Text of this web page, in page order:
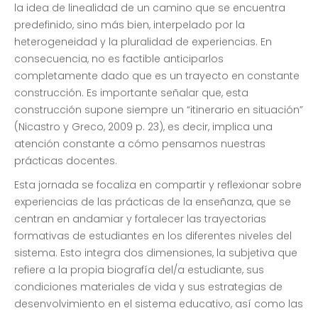
la idea de linealidad de un camino que se encuentra
predefinido, sino más bien, interpelado por la
heterogeneidad y la pluralidad de experiencias. En
consecuencia, no es factible anticiparlos
completamente dado que es un trayecto en constante
construcción. Es importante señalar que, esta
construcción supone siempre un “itinerario en situación”
(Nicastro y Greco, 2009 p. 23), es decir, implica una
atención constante a cómo pensamos nuestras
prácticas docentes.
Esta jornada se focaliza en compartir y reflexionar sobre
experiencias de las prácticas de la enseñanza, que se
centran en andamiar y fortalecer las trayectorias
formativas de estudiantes en los diferentes niveles del
sistema. Esto integra dos dimensiones, la subjetiva que
refiere a la propia biografía del/a estudiante, sus
condiciones materiales de vida y sus estrategias de
desenvolvimiento en el sistema educativo, así como las